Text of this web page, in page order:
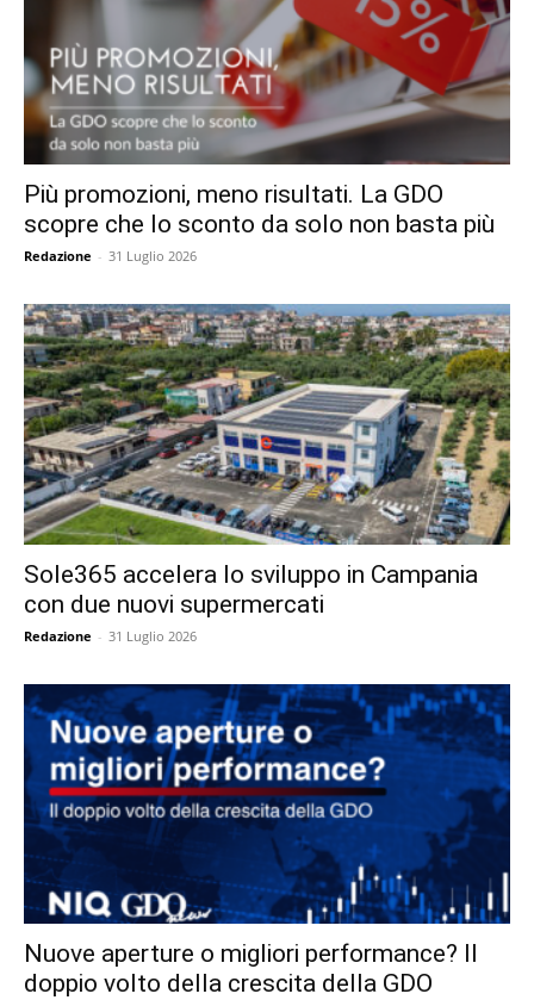
Più promozioni, meno risultati. La GDO
scopre che lo sconto da solo non basta più
Redazione - 31 Luglio 2026
Sole365 accelera lo sviluppo in Campania
con due nuovi supermercati
Redazione - 31 Luglio 2026
Nuove aperture o migliori performance? Il
doppio volto della crescita della GDO